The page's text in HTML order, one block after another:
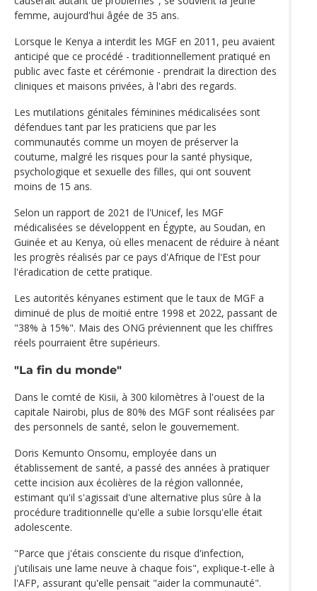
femme, aujourd'hui âgée de 35 ans.
Lorsque le Kenya a interdit les MGF en 2011, peu avaient
anticipé que ce procédé - traditionnellement pratiqué en
public avec faste et cérémonie - prendrait la direction des
cliniques et maisons privées, à l'abri des regards.
Les mutilations génitales féminines médicalisées sont
défendues tant par les praticiens que par les
communautés comme un moyen de préserver la
coutume, malgré les risques pour la santé physique,
psychologique et sexuelle des filles, qui ont souvent
moins de 15 ans.
Selon un rapport de 2021 de l'Unicef, les MGF
médicalisées se développent en Égypte, au Soudan, en
Guinée et au Kenya, où elles menacent de réduire à néant
les progrès réalisés par ce pays d'Afrique de l'Est pour
l'éradication de cette pratique.
Les autorités kényanes estiment que le taux de MGF a
diminué de plus de moitié entre 1998 et 2022, passant de
"38% à 15%". Mais des ONG préviennent que les chiffres
réels pourraient être supérieurs.
"La fin du monde"
Dans le comté de Kisii, à 300 kilomètres à l'ouest de la
capitale Nairobi, plus de 80% des MGF sont réalisées par
des personnels de santé, selon le gouvernement.
Doris Kemunto Onsomu, employée dans un
établissement de santé, a passé des années à pratiquer
cette incision aux écolières de la région vallonnée,
estimant qu'il s'agissait d'une alternative plus sûre à la
procédure traditionnelle qu'elle a subie lorsqu'elle était
adolescente.
"Parce que j'étais consciente du risque d'infection,
j'utilisais une lame neuve à chaque fois", explique-t-elle à
l'AFP, assurant qu'elle pensait "aider la communauté".